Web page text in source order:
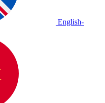
English-